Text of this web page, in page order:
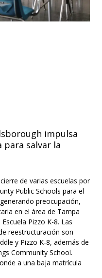
impulsa
para salvar la
de varias escuelas por
Public Schools para el
preocupación,
en el área de Tampa
Pizzo K-8. Las
reestructuración son
y Pizzo K-8, además de
Community School.
a una baja matrícula